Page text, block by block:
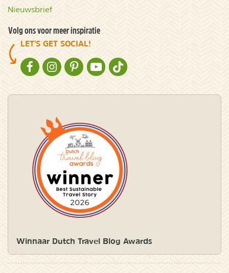
Nieuwsbrief
Volg ons voor meer inspiratie
LET'S GET SOCIAL!
NATURESCANNER OP FACEBOOK
NATURESCANNER OP INSTAGRAM
NATURESCANNER OP PINTEREST
NATURESCANNER OP YOUTUBE
NATURESCANNER OP TIKTOK
Winnaar Dutch Travel Blog Awards